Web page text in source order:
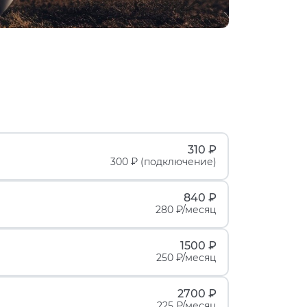
310 ₽
300 ₽ (подключение)
840 ₽
280 ₽/месяц
1500 ₽
250 ₽/месяц
2700 ₽